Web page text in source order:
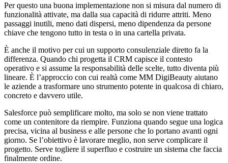
Per questo una buona implementazione non si misura dal numero di
funzionalità attivate, ma dalla sua capacità di ridurre attriti. Meno
passaggi inutili, meno dati dispersi, meno dipendenza da persone
chiave che tengono tutto in testa o in una cartella privata.
È anche il motivo per cui un supporto consulenziale diretto fa la
differenza. Quando chi progetta il CRM capisce il contesto
operativo e si assume la responsabilità delle scelte, tutto diventa più
lineare. È l’approccio con cui realtà come MM DigiBeauty aiutano
le aziende a trasformare uno strumento potente in qualcosa di chiaro,
concreto e davvero utile.
Salesforce può semplificare molto, ma solo se non viene trattato
come un contenitore da riempire. Funziona quando segue una logica
precisa, vicina al business e alle persone che lo portano avanti ogni
giorno. Se l’obiettivo è lavorare meglio, non serve complicare il
progetto. Serve togliere il superfluo e costruire un sistema che faccia
finalmente ordine.